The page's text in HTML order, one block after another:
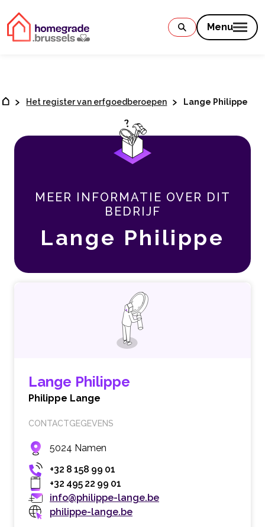
Menu
Het register van erfgoedberoepen Lange Philippe
MEER INFORMATIE OVER DIT
BEDRIJF
Lange Philippe
Lange Philippe
Philippe Lange
CONTACTGEGEVENS
5024 Namen
+32 8 158 99 01
+32 495 22 99 01
info@philippe-lange.be
philippe-lange.be